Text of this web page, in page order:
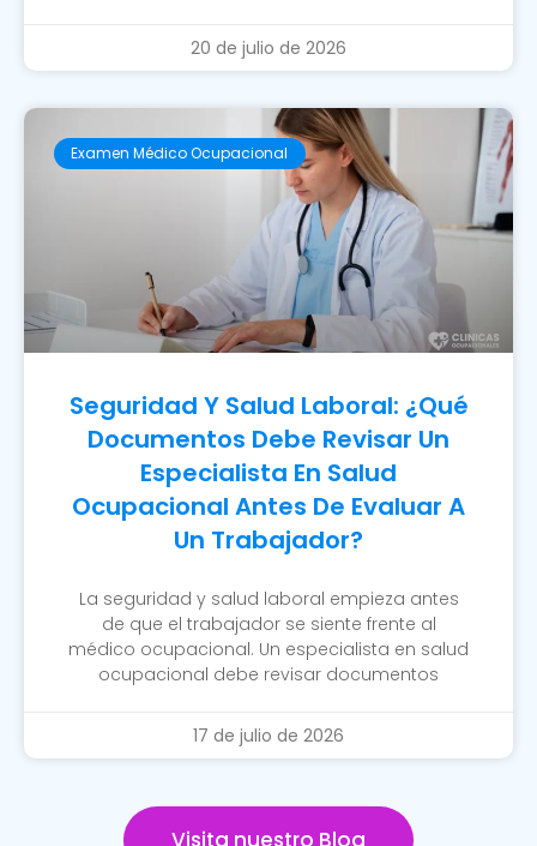
20 de julio de 2026
Examen Médico Ocupacional
Seguridad Y Salud Laboral: ¿Qué
Documentos Debe Revisar Un
Especialista En Salud
Ocupacional Antes De Evaluar A
Un Trabajador?
La seguridad y salud laboral empieza antes
de que el trabajador se siente frente al
médico ocupacional. Un especialista en salud
ocupacional debe revisar documentos
17 de julio de 2026
Visita nuestro Blog